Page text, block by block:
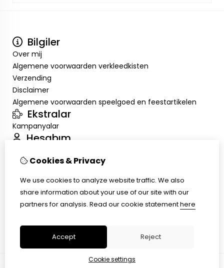
Bilgiler
Over mij
Algemene voorwaarden verkleedkisten
Verzending
Disclaimer
Algemene voorwaarden speelgoed en feestartikelen
Ekstralar
Kampanyalar
Hesabım
Sipariş Geçmişim
Müşteri Servisi
Ürün İadesi
Cookies & Privacy
We use cookies to analyze website traffic. We also
share information about your use of our site with our
partners for analysis. Read our cookie statementhere
Accept Reject
Cookie settings